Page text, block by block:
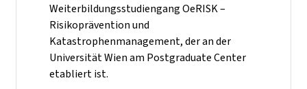
Weiterbildungsstudiengang OeRISK –
Risikoprävention und
Katastrophenmanagement, der an der
Universität Wien am Postgraduate Center
etabliert ist.